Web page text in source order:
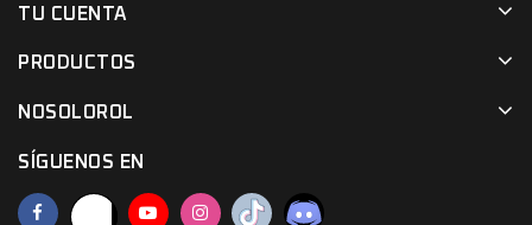
TU CUENTA
PRODUCTOS
NOSOLOROL
SÍGUENOS EN